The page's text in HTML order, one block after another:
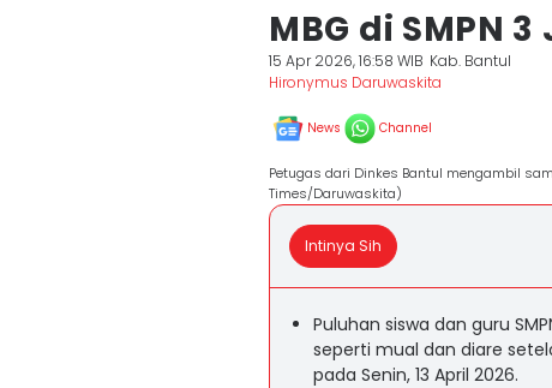
MBG di SMPN
15 Apr 2026, 16:58 WIB Kab. Bantul
Hironymus Daruwaskita
News Channel
Petugas dari Dinkes Bantul mengambil
Times/Daruwaskita)
Intinya Sih
Puluhan siswa dan guru
seperti mual dan diare
pada Senin, 13 April 2026.